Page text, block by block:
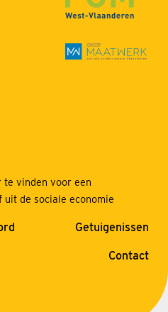
vinden voor een
de sociale economie
Getuigenissen
Contact